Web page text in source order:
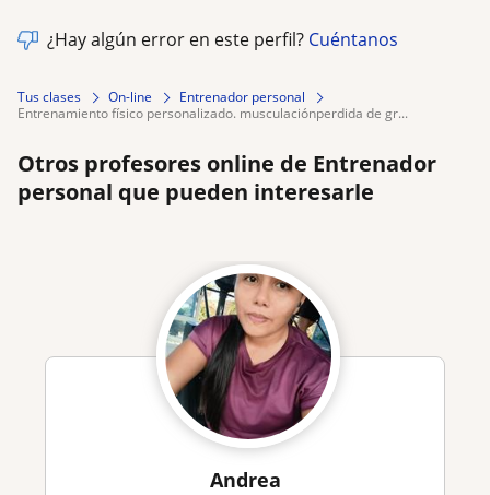
¿Hay algún error en este perfil? Cuéntanos
Tus clases On-line
Entrenador personal
entrenamiento físico personalizado. musculaciónperdida de gr...
Otros profesores online de Entrenador
personal que pueden interesarle
Andrea